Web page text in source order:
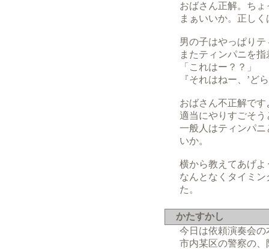
おばさん正解。ち
まぁいいか。正し
男の子はやっぱり
またティンパニを
「これはー？？」
『それはねー、’ど
おばさん不正解です
適当にやりすごそ
一般人はティンパ
いか。
横から教えてあげ
なんとなくタイミ
た。
かたすかし
今日は依頼演奏会の
市内某区の警察の、